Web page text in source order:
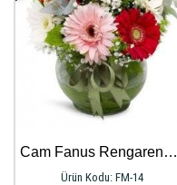
Cam Fanus Rengarenk Gerbera Aranjmanı
Ürün Kodu: FM-14